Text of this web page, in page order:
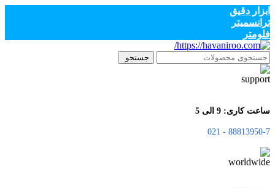
ابزار دقیق
ترانسمیتر
فلومتر
جستجو
ساعت کاری: 9 الی 5
88813950-7 - 021